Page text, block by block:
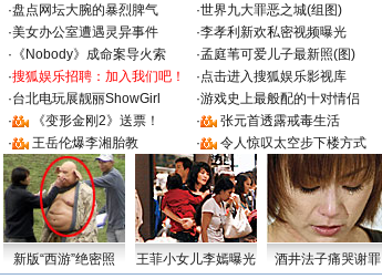
·盘点网坛大腕的暴烈脾气 ·世界九大罪恶之城(组图)
·美女办公室遭遇灵异事件 ·李孝利新欢私密视频曝光
· 《Nobody》成命案导火索 ·孟庭苇可爱儿子最新照(图)
·搜狐娱乐招聘：加入我们吧！ ·点击进入搜狐娱乐影视库
·台北电玩展靓丽ShowGirl ·游戏史上最般配的十对情侣
·
《变形金刚2》送票！ ·
张元首透露戒毒生活
·
王岳伦爆李湘胎教 · 令人惊叹太空步下楼方式
新版“西游”绝密照 王菲小女儿李嫣曝光 酒井法子痛哭谢罪